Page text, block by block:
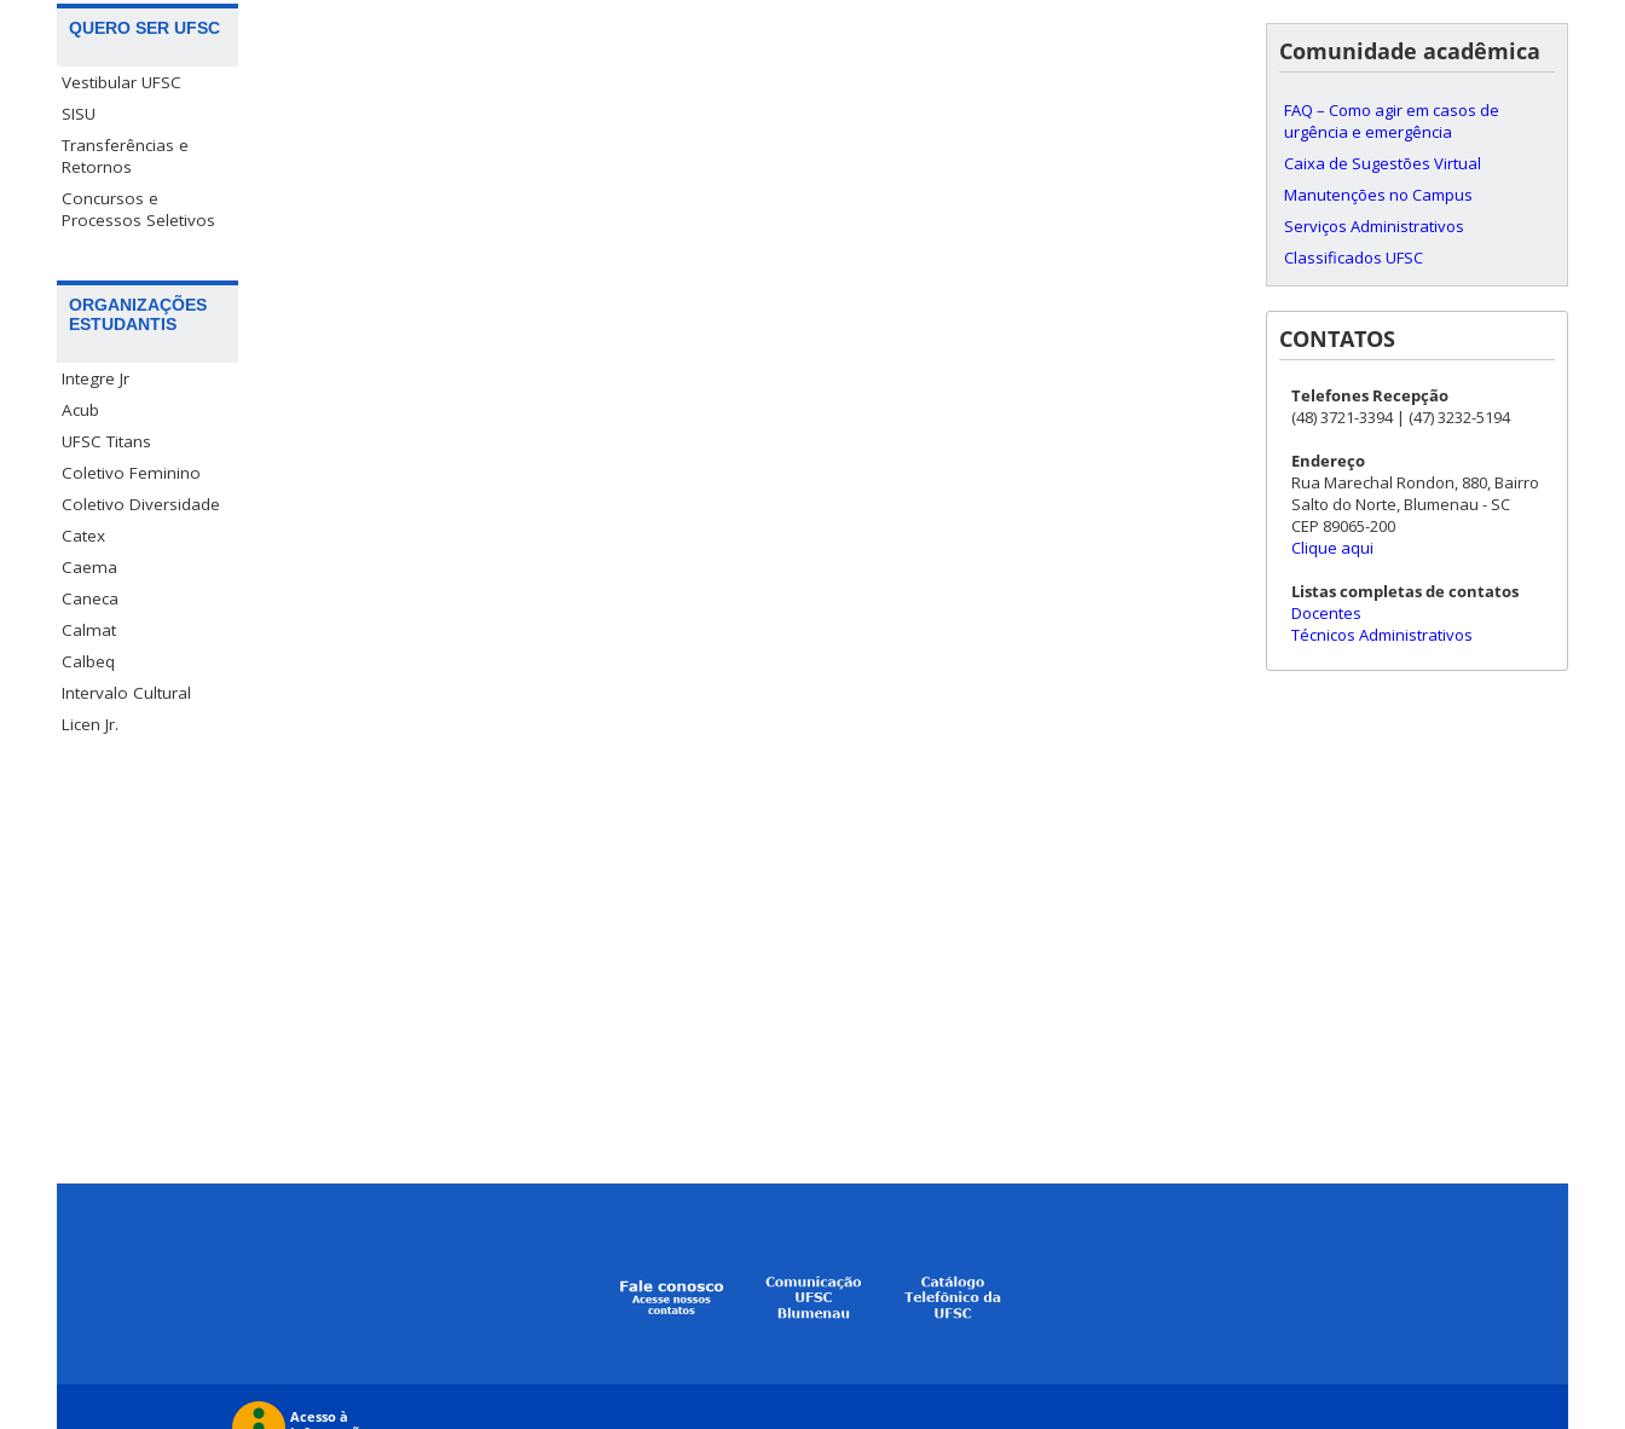
QUERO SER UFSC
Vestibular UFSC
SISU
Transferências e
Retornos
Concursos e
Processos Seletivos
ORGANIZAÇÕES
ESTUDANTIS
Integre Jr
Acub
UFSC Titans
Coletivo Feminino
Coletivo Diversidade
Catex
Caema
Caneca
Calmat
Calbeq
Intervalo Cultural
Licen Jr.
Comunidade acadêmica
FAQ – Como agir em casos de
urgência e emergência
Caixa de Sugestões Virtual
Manutenções no Campus
Serviços Administrativos
Classificados UFSC
CONTATOS
Telefones Recepção
(48) 3721-3394 | (47) 3232-5194
Endereço
Rua Marechal Rondon, 880, Bairro
Salto do Norte, Blumenau - SC
CEP 89065-200
Clique aqui
Listas completas de contatos
Docentes
Técnicos Administrativos